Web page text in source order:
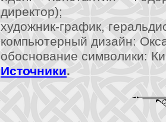
директор);
художник-график,
компьютерный дизайн:
обоснование символики:
Источники.